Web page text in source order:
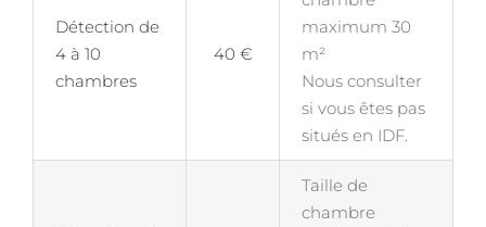
Détection de
4 à 10
chambres
40 €
maximum 30
m²
Nous consulter
si vous êtes pas
situés en IDF.
Taille de
chambre